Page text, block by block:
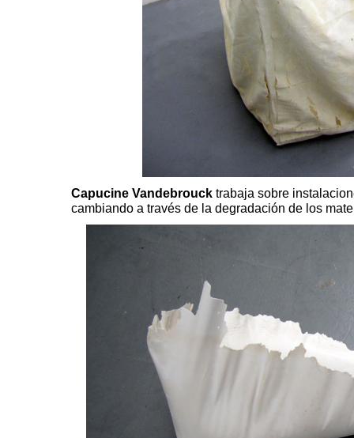
Capucine Vandebrouck trabaja sobre
cambiando a través de la degradación de los